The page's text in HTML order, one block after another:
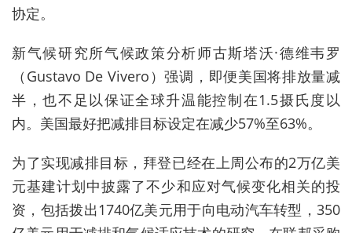
协定。
新气候研究所气候政策分析师古斯塔沃·德维韦罗
（Gustavo De Vivero）强调，即便美国将排放量减
半，也不足以保证全球升温能控制在1.5摄氏度以
内。美国最好把减排目标设定在减少57%至63%。
为了实现减排目标，拜登已经在上周公布的2万亿美
元基建计划中披露了不少和应对气候变化相关的投
资，包括拨出1740亿美元用于向电动汽车转型，350